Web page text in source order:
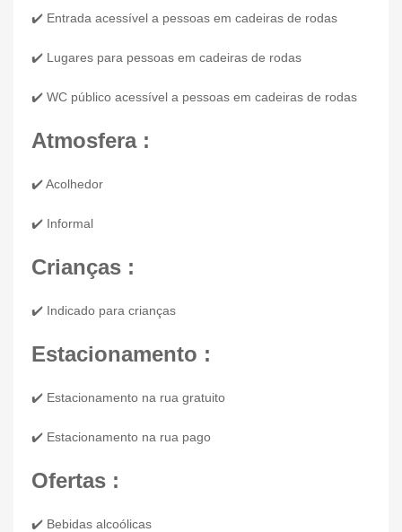
✔️ Entrada acessível a pessoas em cadeiras de rodas
✔️ Lugares para pessoas em cadeiras de rodas
✔️ WC público acessível a pessoas em cadeiras de rodas
Atmosfera :
✔️ Acolhedor
✔️ Informal
Crianças :
✔️ Indicado para crianças
Estacionamento :
✔️ Estacionamento na rua gratuito
✔️ Estacionamento na rua pago
Ofertas :
✔️ Bebidas alcoólicas